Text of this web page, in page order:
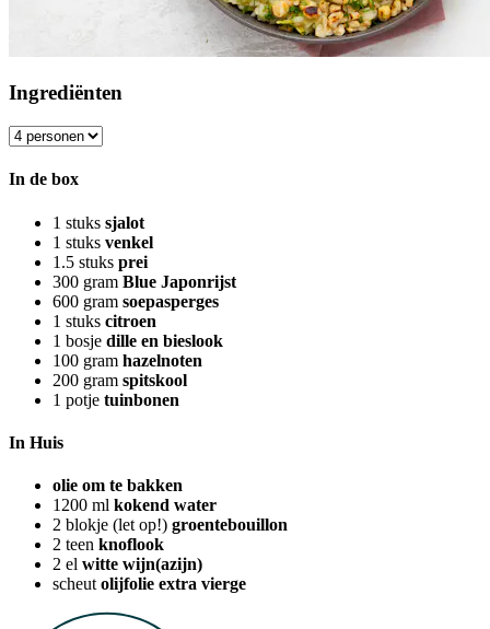
Ingrediënten
In de box
1 stuks sjalot
1 stuks venkel
1.5 stuks prei
300 gram Blue Japonrijst
600 gram soepasperges
1 stuks citroen
1 bosje dille en bieslook
100 gram hazelnoten
200 gram spitskool
1 potje tuinbonen
In Huis
olie om te bakken
1200 ml kokend water
2 blokje (let op!) groentebouillon
2 teen knoflook
2 el witte wijn(azijn)
scheut olijfolie extra vierge